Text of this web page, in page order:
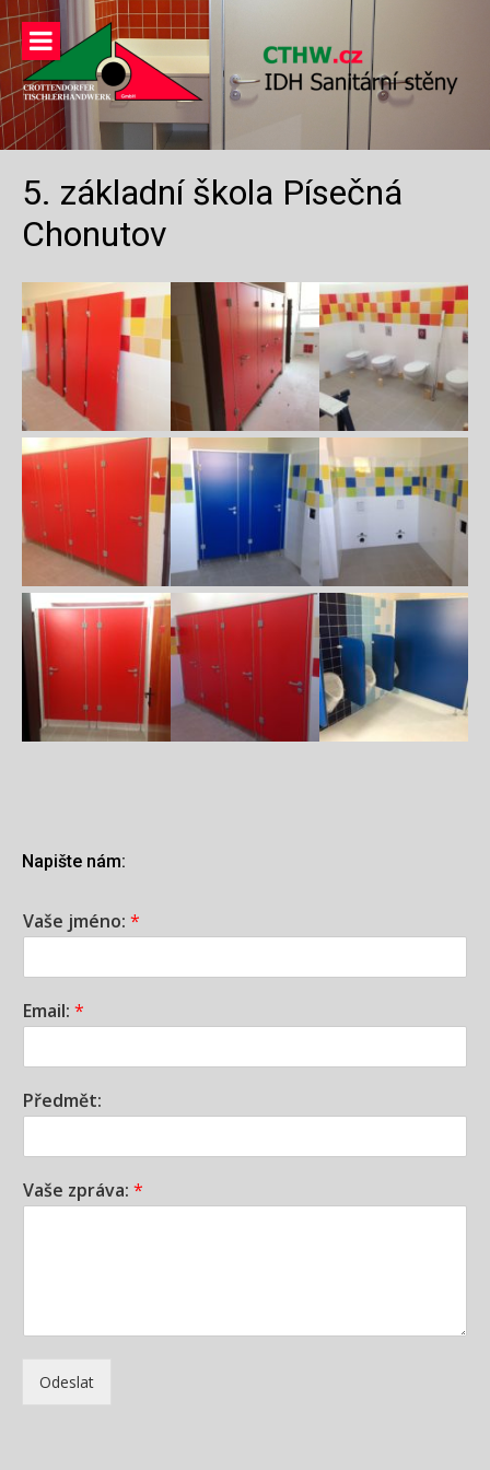
Přeskočit
na
obsah
5. základní škola Písečná
Chonutov
Napište nám:
Vaše jméno: *
Email: *
Předmět:
Vaše zpráva: *
Odeslat